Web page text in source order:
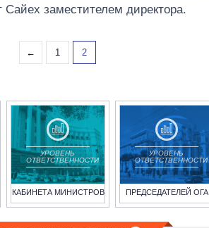
Сайех заместителем директора.
← 1 2
УРОВЕНЬ
ОТВЕТСТВЕННОСТИ
КАБИНЕТА МИНИСТРОВ
УРОВЕНЬ
ОТВЕТСТВЕННОСТИ
ПРЕДСЕДАТЕЛЕЙ ОГА